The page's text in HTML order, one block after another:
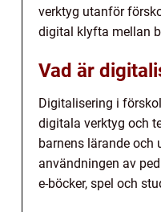
verktyg utanför
digital klyfta mellan
Vad är
Digitalisering i
digitala verktyg och
barnens lärande och
användningen av
e-böcker, spel och